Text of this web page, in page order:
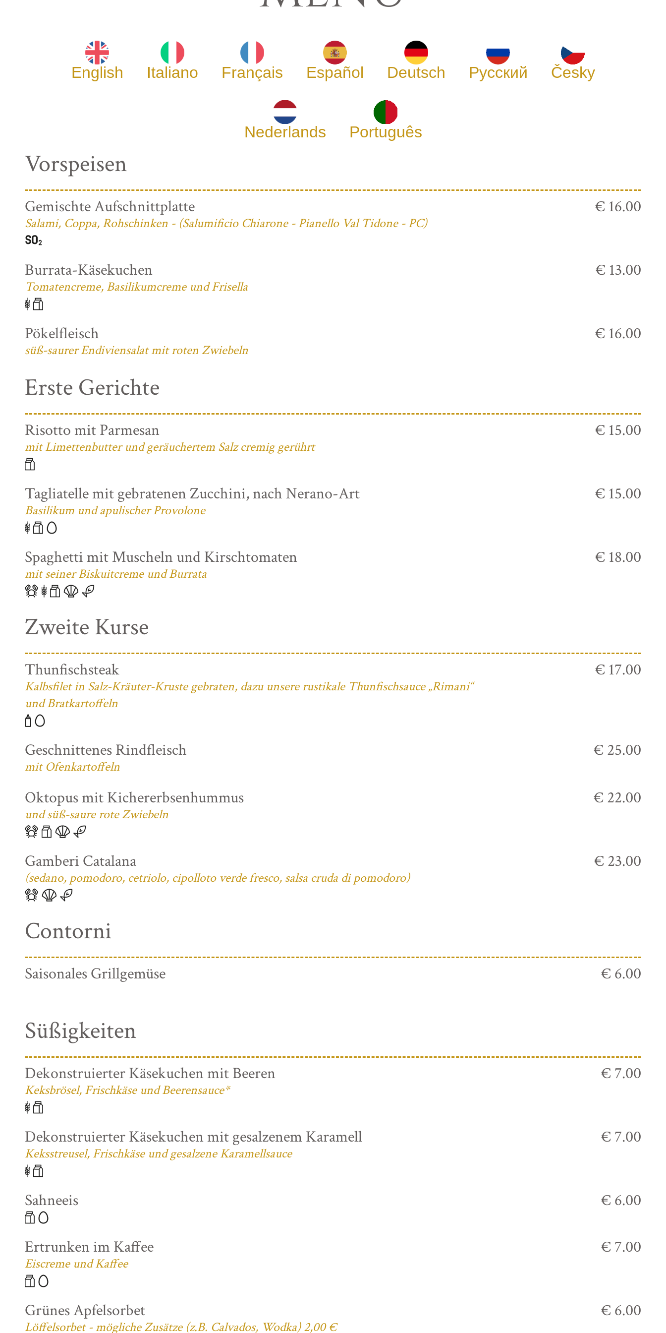
English Italiano Français Español Deutsch Русский Česky
Nederlands Português
Vorspeisen
Gemischte Aufschnittplatte
Salami, Coppa, Rohschinken - (Salumificio Chiarone - Pianello Val Tidone - PC)
€ 16.00
Burrata-Käsekuchen
Tomatencreme, Basilikumcreme und Frisella
€ 13.00
Pökelfleisch
süß-saurer Endiviensalat mit roten Zwiebeln
€ 16.00
Erste Gerichte
Risotto mit Parmesan
mit Limettenbutter und geräuchertem Salz cremig gerührt
€ 15.00
Tagliatelle mit gebratenen Zucchini, nach Nerano-Art
Basilikum und apulischer Provolone
€ 15.00
Spaghetti mit Muscheln und Kirschtomaten
mit seiner Biskuitcreme und Burrata
€ 18.00
Zweite Kurse
Thunfischsteak
Kalbsfilet in Salz-Kräuter-Kruste gebraten, dazu unsere rustikale Thunfischsauce „Rimani“
und Bratkartoffeln
€ 17.00
Geschnittenes Rindfleisch
mit Ofenkartoffeln
€ 25.00
Oktopus mit Kichererbsenhummus
und süß-saure rote Zwiebeln
€ 22.00
Gamberi Catalana
(sedano, pomodoro, cetriolo, cipolloto verde fresco, salsa cruda di pomodoro)
€ 23.00
Contorni
Saisonales Grillgemüse € 6.00
Süßigkeiten
Dekonstruierter Käsekuchen mit Beeren
Keksbrösel, Frischkäse und Beerensauce*
€ 7.00
Dekonstruierter Käsekuchen mit gesalzenem Karamell
Keksstreusel, Frischkäse und gesalzene Karamellsauce
€ 7.00
Sahneeis € 6.00
Ertrunken im Kaffee
Eiscreme und Kaffee
€ 7.00
Grünes Apfelsorbet
Löffelsorbet - mögliche Zusätze (z.B. Calvados, Wodka) 2,00 €
€ 6.00